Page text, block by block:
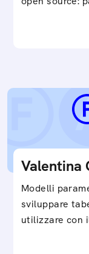
Valentina
Modelli
sviluppare
utilizzare con